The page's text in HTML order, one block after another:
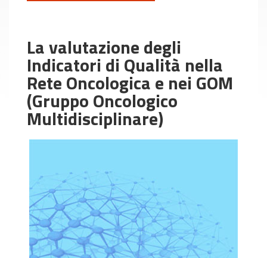
La valutazione degli
Indicatori di Qualità nella
Rete Oncologica e nei GOM
(Gruppo Oncologico
Multidisciplinare)